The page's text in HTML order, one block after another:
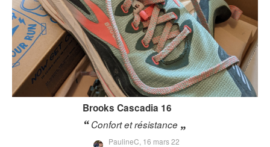
Brooks Cascadia 16
Confort et résistance
PaulineC, 16 mars 22